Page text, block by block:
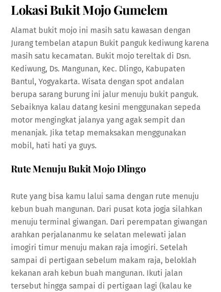
Lokasi Bukit Mojo Gumelem
Alamat bukit mojo ini masih satu kawasan dengan
Jurang tembelan atapun Bukit panguk kediwung karena
masih satu kecamatan. Bukit mojo tereltak di Dsn.
Kediwung, Ds. Mangunan, Kec. Dlingo, Kabupaten
Bantul, Yogyakarta. Wisata dengan spot andalan
berupa sarang burung ini jalur menuju bukit panguk.
Sebaiknya kalau datang kesini menggunakan sepeda
motor mengingkat jalanya yang agak sempit dan
menanjak. Jika tetap memaksakan menggunakan
mobil, hati hati ya guys.
Rute Menuju Bukit Mojo Dlingo
Rute yang bisa kamu lalui sama dengan rute menuju
kebun buah mangunan. Dari pusat kota jogja silahkan
menuju terminal giwangan. Dari perempatan giwangan
arahkan perjalananmu ke selatan melewati jalan
imogiri timur menuju makan raja imogiri. Setelah
sampai di pertigaan sebelum makam raja, beloklah
kekanan arah kebun buah mangunan. Ikuti jalan
tersebut hingga sampai di pertigaan lagi (kalau ke